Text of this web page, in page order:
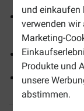
und einkaufen
verwenden wir
Marketing-
Produkte und
unsere
abstimmen.
Mit 4 Sorten:
Meeresfisch
Ohne
Praktische